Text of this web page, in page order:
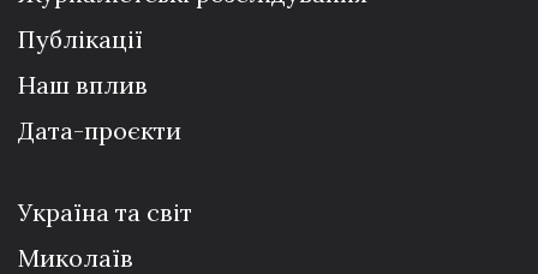
Публікації
Наш вплив
Дата-проєкти
Україна та світ
Миколаїв